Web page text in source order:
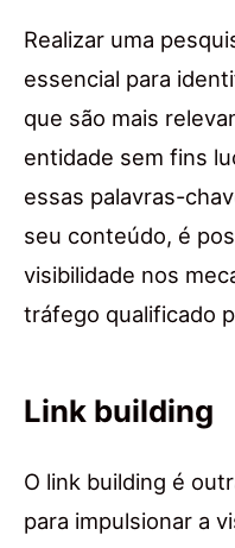
Realizar uma
essencial para
que são mais
entidade sem fins
essas palavras-
seu conteúdo, é
visibilidade nos
tráfego qualificado
Link building
O link building é
para impulsionar a